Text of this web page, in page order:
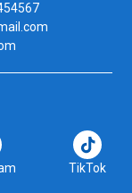
TikTok